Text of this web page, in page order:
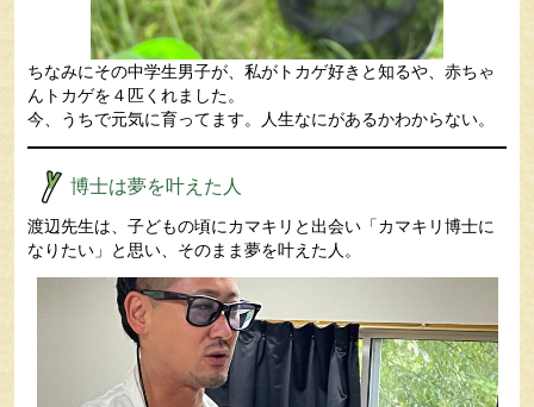
ちなみにその中学生男子が、私がトカゲ好きと知るや、赤ちゃ
んトカゲを４匹くれました。
今、うちで元気に育ってます。人生なにがあるかわからない。
博士は夢を叶えた人
渡辺先生は、子どもの頃にカマキリと出会い「カマキリ博士に
なりたい」と思い、そのまま夢を叶えた人。